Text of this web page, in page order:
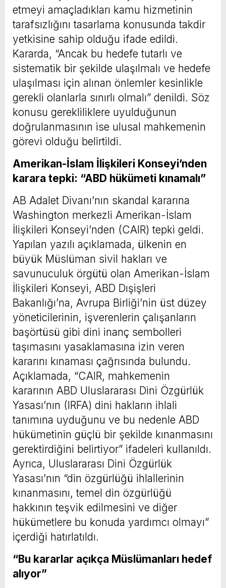
etmeyi amaçladıkları kamu hizmetinin
tarafsızlığını tasarlama konusunda takdir
yetkisine sahip olduğu ifade edildi.
Kararda, “Ancak bu hedefe tutarlı ve
sistematik bir şekilde ulaşılmalı ve hedefe
ulaşılması için alınan önlemler kesinlikle
gerekli olanlarla sınırlı olmalı” denildi. Söz
konusu gerekliliklere uyulduğunun
doğrulanmasının ise ulusal mahkemenin
görevi olduğu belirtildi.
Amerikan-İslam İlişkileri Konseyi’nden
karara tepki: “ABD hükümeti kınamalı”
AB Adalet Divanı’nın skandal kararına
Washington merkezli Amerikan-İslam
İlişkileri Konseyi’nden (CAIR) tepki geldi.
Yapılan yazılı açıklamada, ülkenin en
büyük Müslüman sivil hakları ve
savunuculuk örgütü olan Amerikan-İslam
İlişkileri Konseyi, ABD Dışişleri
Bakanlığı’na, Avrupa Birliği’nin üst düzey
yöneticilerinin, işverenlerin çalışanların
başörtüsü gibi dini inanç sembolleri
taşımasını yasaklamasına izin veren
kararını kınaması çağrısında bulundu.
Açıklamada, “CAIR, mahkemenin
kararının ABD Uluslararası Dini Özgürlük
Yasası’nın (IRFA) dini hakların ihlali
tanımına uyduğunu ve bu nedenle ABD
hükümetinin güçlü bir şekilde kınanmasını
gerektirdiğini belirtiyor” ifadeleri kullanıldı.
Ayrıca, Uluslararası Dini Özgürlük
Yasası’nın “din özgürlüğü ihlallerinin
kınanmasını, temel din özgürlüğü
hakkının teşvik edilmesini ve diğer
hükümetlere bu konuda yardımcı olmayı”
içerdiği hatırlatıldı.
“Bu kararlar açıkça Müslümanları hedef
alıyor”